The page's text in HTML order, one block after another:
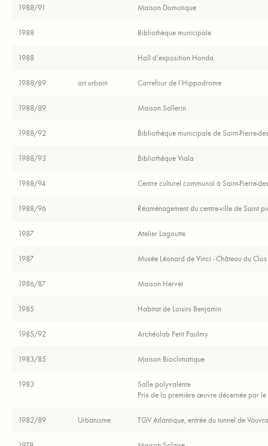
1988/91 Maison Domotique
1988 Bibliothèque municipale
1988 Hall d’exposition Honda
1988/89 art urbain Carrefour de l’Hippodrome
1988/89 Maison Sallerin
1988/92 Bibliothèque municipale de Saint-Pierre-
1988/93 Bibliothèque Viala
1988/94 Centre culturel communal à Saint-Pierre-
1988/96 Réaménagement du centre-ville de Saint
1987 Atelier Lagoutte
1987 Musée Léonard de Vinci - Château du Clos
1986/87 Maison Hervet
1985 Habitat de Loisirs Benjamin
1985/92 Archéolab Petit Paulmy
1983/85 Maison Bioclimatique
1983
Salle polyvalente
Prix de la première œuvre décernée par
1982/89 Urbanisme TGV Atlantique, entrée du tunnel de